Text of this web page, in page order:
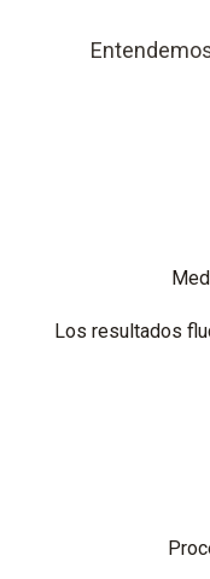
Los resultados